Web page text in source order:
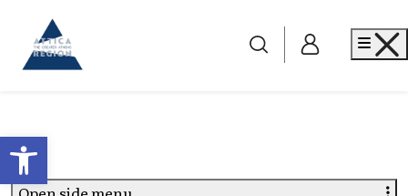
Open toolbar
Go to home